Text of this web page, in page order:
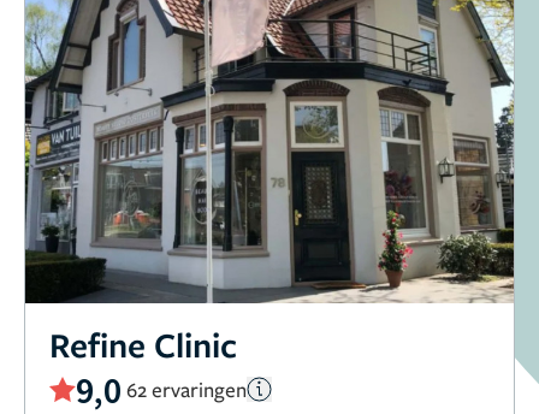
Refine Clinic
9,0 62 ervaringen